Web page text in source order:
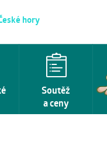
hory
Soutěž
a ceny